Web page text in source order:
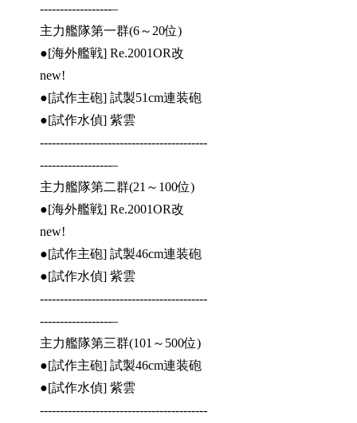
------------------–
主力艦隊第一群(6～20位)
●[海外艦戦] Re.2001OR改
new!
●[試作主砲] 試製51cm連装砲
●[試作水偵] 紫雲
------------------------------------------
------------------–
主力艦隊第二群(21～100位)
●[海外艦戦] Re.2001OR改
new!
●[試作主砲] 試製46cm連装砲
●[試作水偵] 紫雲
------------------------------------------
------------------–
主力艦隊第三群(101～500位)
●[試作主砲] 試製46cm連装砲
●[試作水偵] 紫雲
------------------------------------------